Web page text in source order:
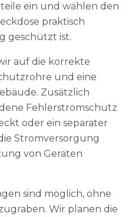
ein und wählen den
praktisch
geschützt ist.
auf die korrekte
und eine
Zusätzlich
Fehlerstromschutz
oder ein separater
Stromversorgung
von Geräten
sind möglich, ohne
Wir planen die